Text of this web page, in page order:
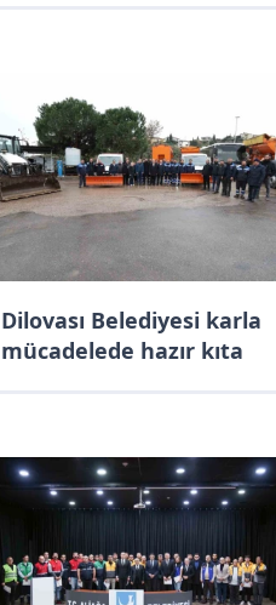
Dilovası Belediyesi karla
mücadelede hazır kıta